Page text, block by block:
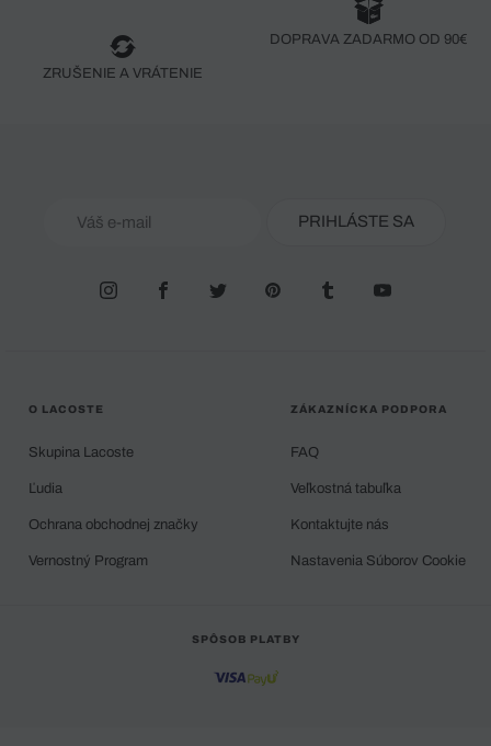
ZRUŠENIE A VRÁTENIE
DOPRAVA ZADARMO OD 90€
PRIHLÁSTE SA
O LACOSTE
Skupina Lacoste
Ľudia
Ochrana obchodnej značky
Vernostný Program
ZÁKAZNÍCKA PODPORA
FAQ
Veľkostná tabuľka
Kontaktujte nás
Nastavenia Súborov Cookie
SPÔSOB PLATBY